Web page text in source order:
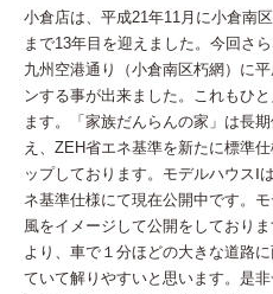
小倉店は、平成21年11月に小倉南
まで13年目を迎えました。今回さ
九州空港通り（小倉南区朽網）に
ンする事が出来ました。これもひ
ます。「家族だんらんの家」は長
え、ZEH省エネ基準を新たに標準
ップしております。モデルハウスⅠ
ネ基準仕様にて現在公開中です。
風をイメージして公開をしており
より、車で１分ほどの大きな道路
ていて解りやすいと思います。是